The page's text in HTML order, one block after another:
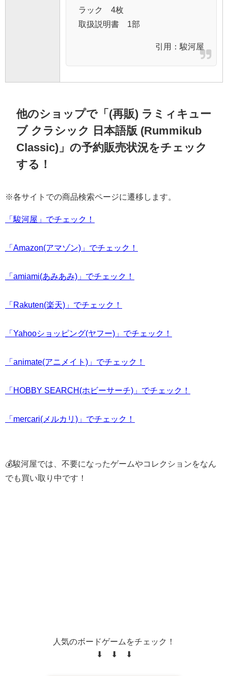
ラック 4枚
取扱説明書 1部
引用： 駿河屋
他のショップで「(再販) ラミィキュー
ブ クラシック 日本語版 (Rummikub
Classic)」の予約販売状況をチェック
する！
※各サイトでの商品検索ページに遷移します。
「駿河屋」でチェック！
「Amazon(アマゾン)」でチェック！
「amiami(あみあみ)」でチェック！
「Rakuten(楽天)」でチェック！
「Yahooショッピング(ヤフー)」でチェック！
「animate(アニメイト)」でチェック！
「HOBBY SEARCH(ホビーサーチ)」でチェック！
「mercari(メルカリ)」でチェック！
💰駿河屋では、不要になったゲームやコレクションをなん
でも買い取り中です！
人気のボードゲームをチェック！
⬇ ⬇ ⬇